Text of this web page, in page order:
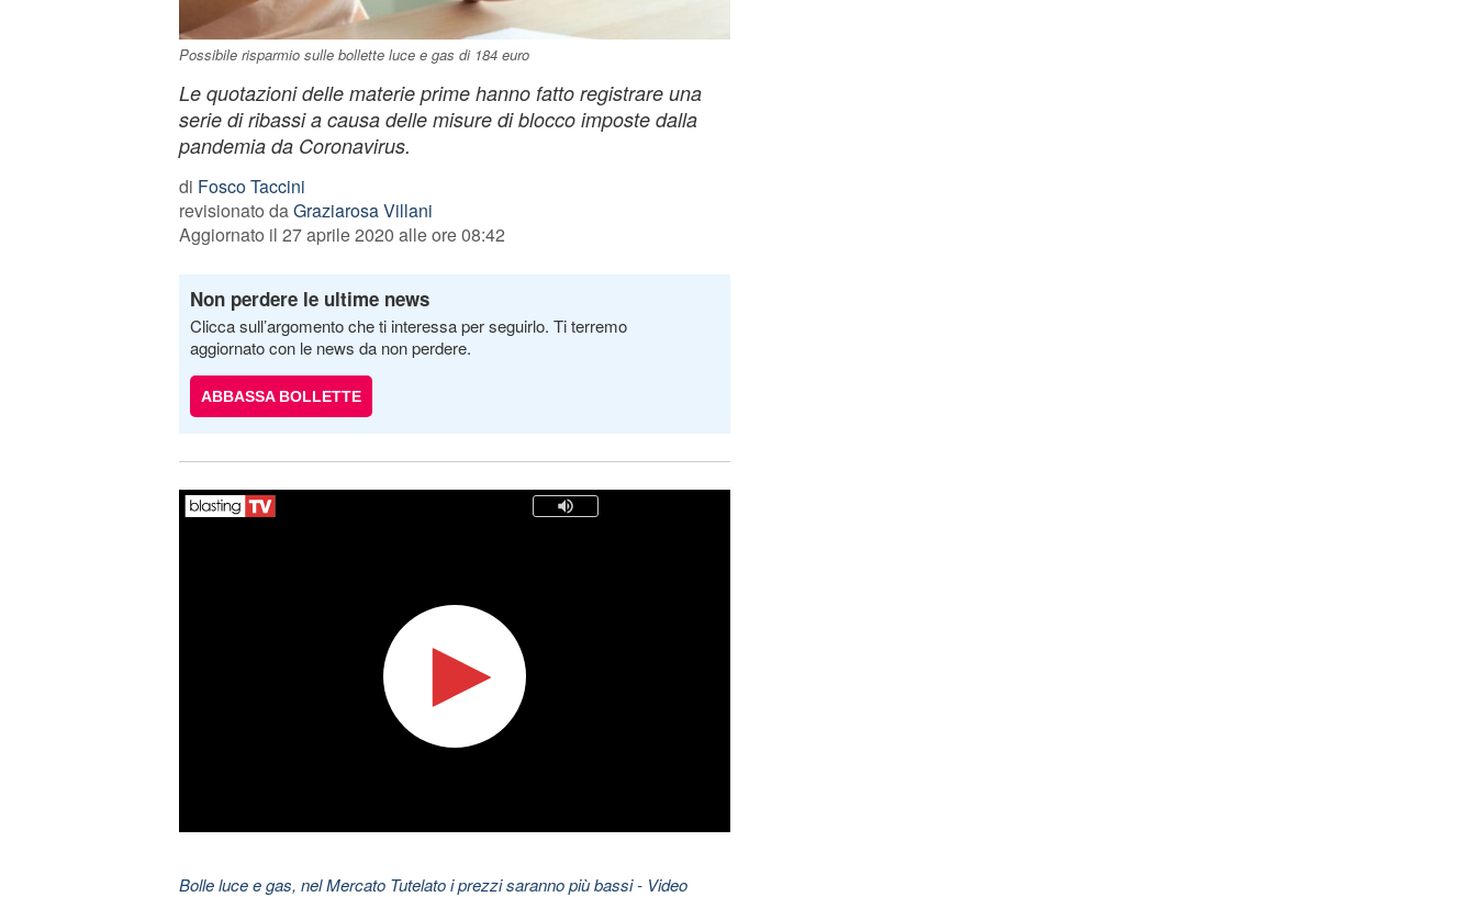
Possibile risparmio sulle bollette luce e gas di 184 euro
Le quotazioni delle materie prime hanno fatto registrare una
serie di ribassi a causa delle misure di blocco imposte dalla
pandemia da Coronavirus.
di Fosco Taccini
revisionato daGraziarosa Villani
Aggiornato il 27 aprile 2020 alle ore 08:42
Non perdere le ultime news
Clicca sull’argomento che ti interessa per seguirlo. Ti terremo
aggiornato con le news da non perdere.
ABBASSA BOLLETTE
Bolle luce e gas, nel Mercato Tutelato i prezzi saranno più bassi- Video